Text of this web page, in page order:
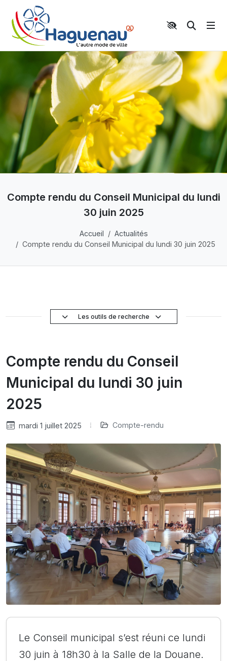
Panneau de gestion des cookies
Aller au contenu principal
Aller au menu
Aller au moteur de recherche
Moteur
Compte rendu du Conseil Municipal du lundi
30 juin 2025
Accueil
Actualités
Compte rendu du Conseil Municipal du lundi 30 juin 2025
Les outils de recherche
Compte rendu du Conseil
Municipal du lundi 30 juin
2025
mardi 1 juillet 2025 Compte-rendu
Le Conseil municipal s’est réuni ce lundi
30 juin à 18h30 à la Salle de la Douane.